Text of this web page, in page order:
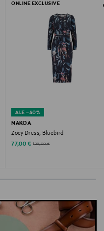
ALE –40%
ONLINE EXCLUSIVE
NAKOA
Zoey Dress, Bluebird
Discounted Price
77,00 € Original Price
129,00 €